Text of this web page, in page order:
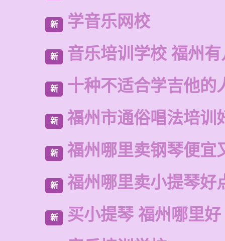
新 学音乐网校
新 音乐培训学校 福州
新 十种不适合学吉他的
新 福州市通俗唱法培训
新 福州哪里卖钢琴便宜
新 福州哪里卖小提琴好
新
买小提琴 福州哪里好